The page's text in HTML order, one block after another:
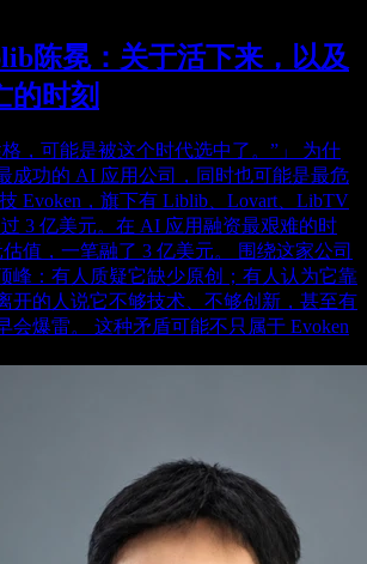
陈冕：关于活下来，以及
的时刻
格，可能是被这个时代选中了。”」 为什
成功的 AI 应用公司，同时也可能是最危
Evoken，旗下有 Liblib、Lovart、LibTV
3 亿美元。在 AI 应用融资最艰难的时
值，一笔融了 3 亿美元。 围绕这家公司
峰：有人质疑它缺少原创；有人认为它靠
开的人说它不够技术、不够创新，甚至有
会爆雷。 这种矛盾可能不只属于 Evoken